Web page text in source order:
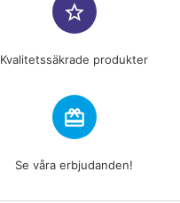
star_border
Kvalitetssäkrade produkter
redeem
Se våra erbjudanden!